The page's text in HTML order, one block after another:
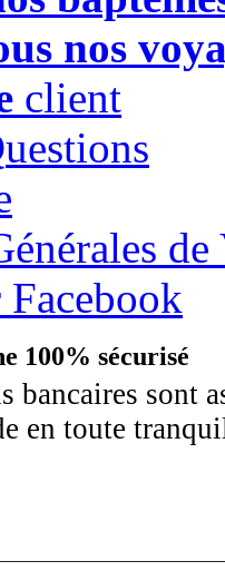
nos
client
uestions
de
Facebook
100% sécurisé
bancaires sont
en toute